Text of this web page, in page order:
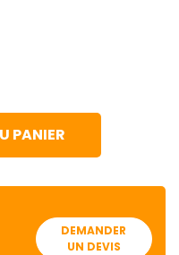
PANIER
DEMANDER
UN DEVIS